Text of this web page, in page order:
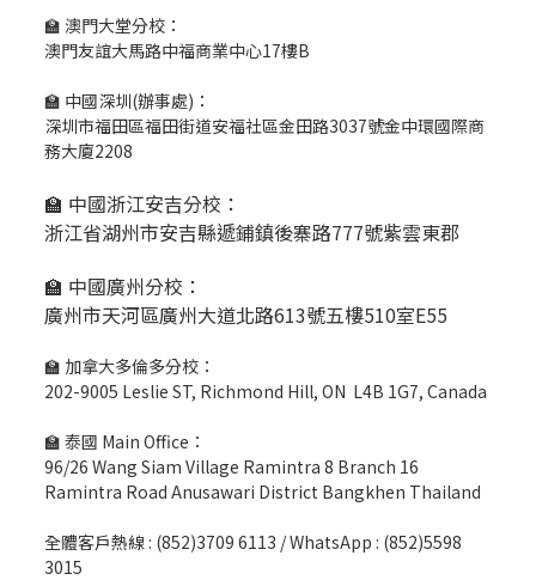
🏫 澳門大堂分校：
澳門友誼大馬路中福商業中心17樓B
🏫 中國深圳(辦事處)：
深圳市福田區福田街道安福社區金田路3037號金中環國際商
務大廈2208
🏫 中國浙江安吉分校：
浙江省湖州市安吉縣遞鋪鎮後寨路777號紫雲東郡
🏫 中國廣州分校：
廣州市天河區廣州大道北路613號五樓510室E55
🏫 加拿大多倫多分校：
202-9005 Leslie ST, Richmond Hill, ON L4B 1G7, Canada
🏫 泰國 Main Office：
96/26 Wang Siam Village Ramintra 8 Branch 16
Ramintra Road Anusawari District Bangkhen Thailand
全體客戶熱線 : (852)3709 6113 / WhatsApp : (852)5598
3015